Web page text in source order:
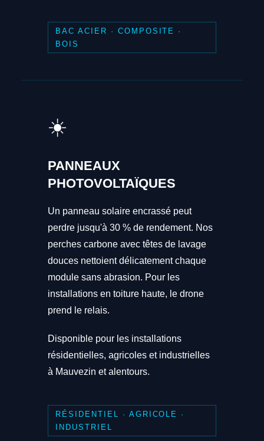
BAC ACIER · COMPOSITE ·
BOIS
☀️
PANNEAUX
PHOTOVOLTAÏQUES
Un panneau solaire encrassé peut
perdre jusqu'à 30 % de rendement. Nos
perches carbone avec têtes de lavage
douces nettoient délicatement chaque
module sans abrasion. Pour les
installations en toiture haute, le drone
prend le relais.
Disponible pour les installations
résidentielles, agricoles et industrielles
à Mauvezin et alentours.
RÉSIDENTIEL · AGRICOLE ·
INDUSTRIEL